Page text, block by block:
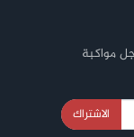
مواكبة
الاشتراك